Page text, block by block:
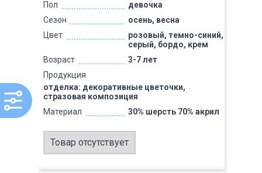
Пол
девочка
Сезон
осень, весна
Цвет
розовый, темно-синий,
серый, бордо, крем
Возраст
3-7 лет
Продукция
отделка: декоративные цветочки,
стразовая композиция
Материал
30% шерсть 70% акрил
Товар отсутствует